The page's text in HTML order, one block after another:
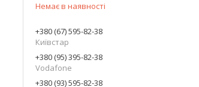
Немає в наявності
+380 (67) 595-82-38
Київстар
+380 (95) 395-82-38
Vodafone
+380 (93) 595-82-38